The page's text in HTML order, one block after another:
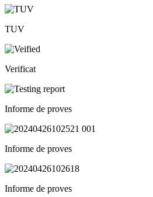
TUV
Verificat
Informe de proves
Informe de proves
Informe de proves